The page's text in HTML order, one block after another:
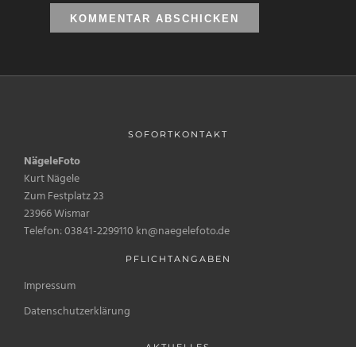
SOFORTKONTAKT
NägeleFoto
Kurt Nägele
Zum Festplatz 23
23966 Wismar
Telefon: 03841-2299110 kn@naegelefoto.de
PFLICHTANGABEN
Impressum
Datenschutzerklärung